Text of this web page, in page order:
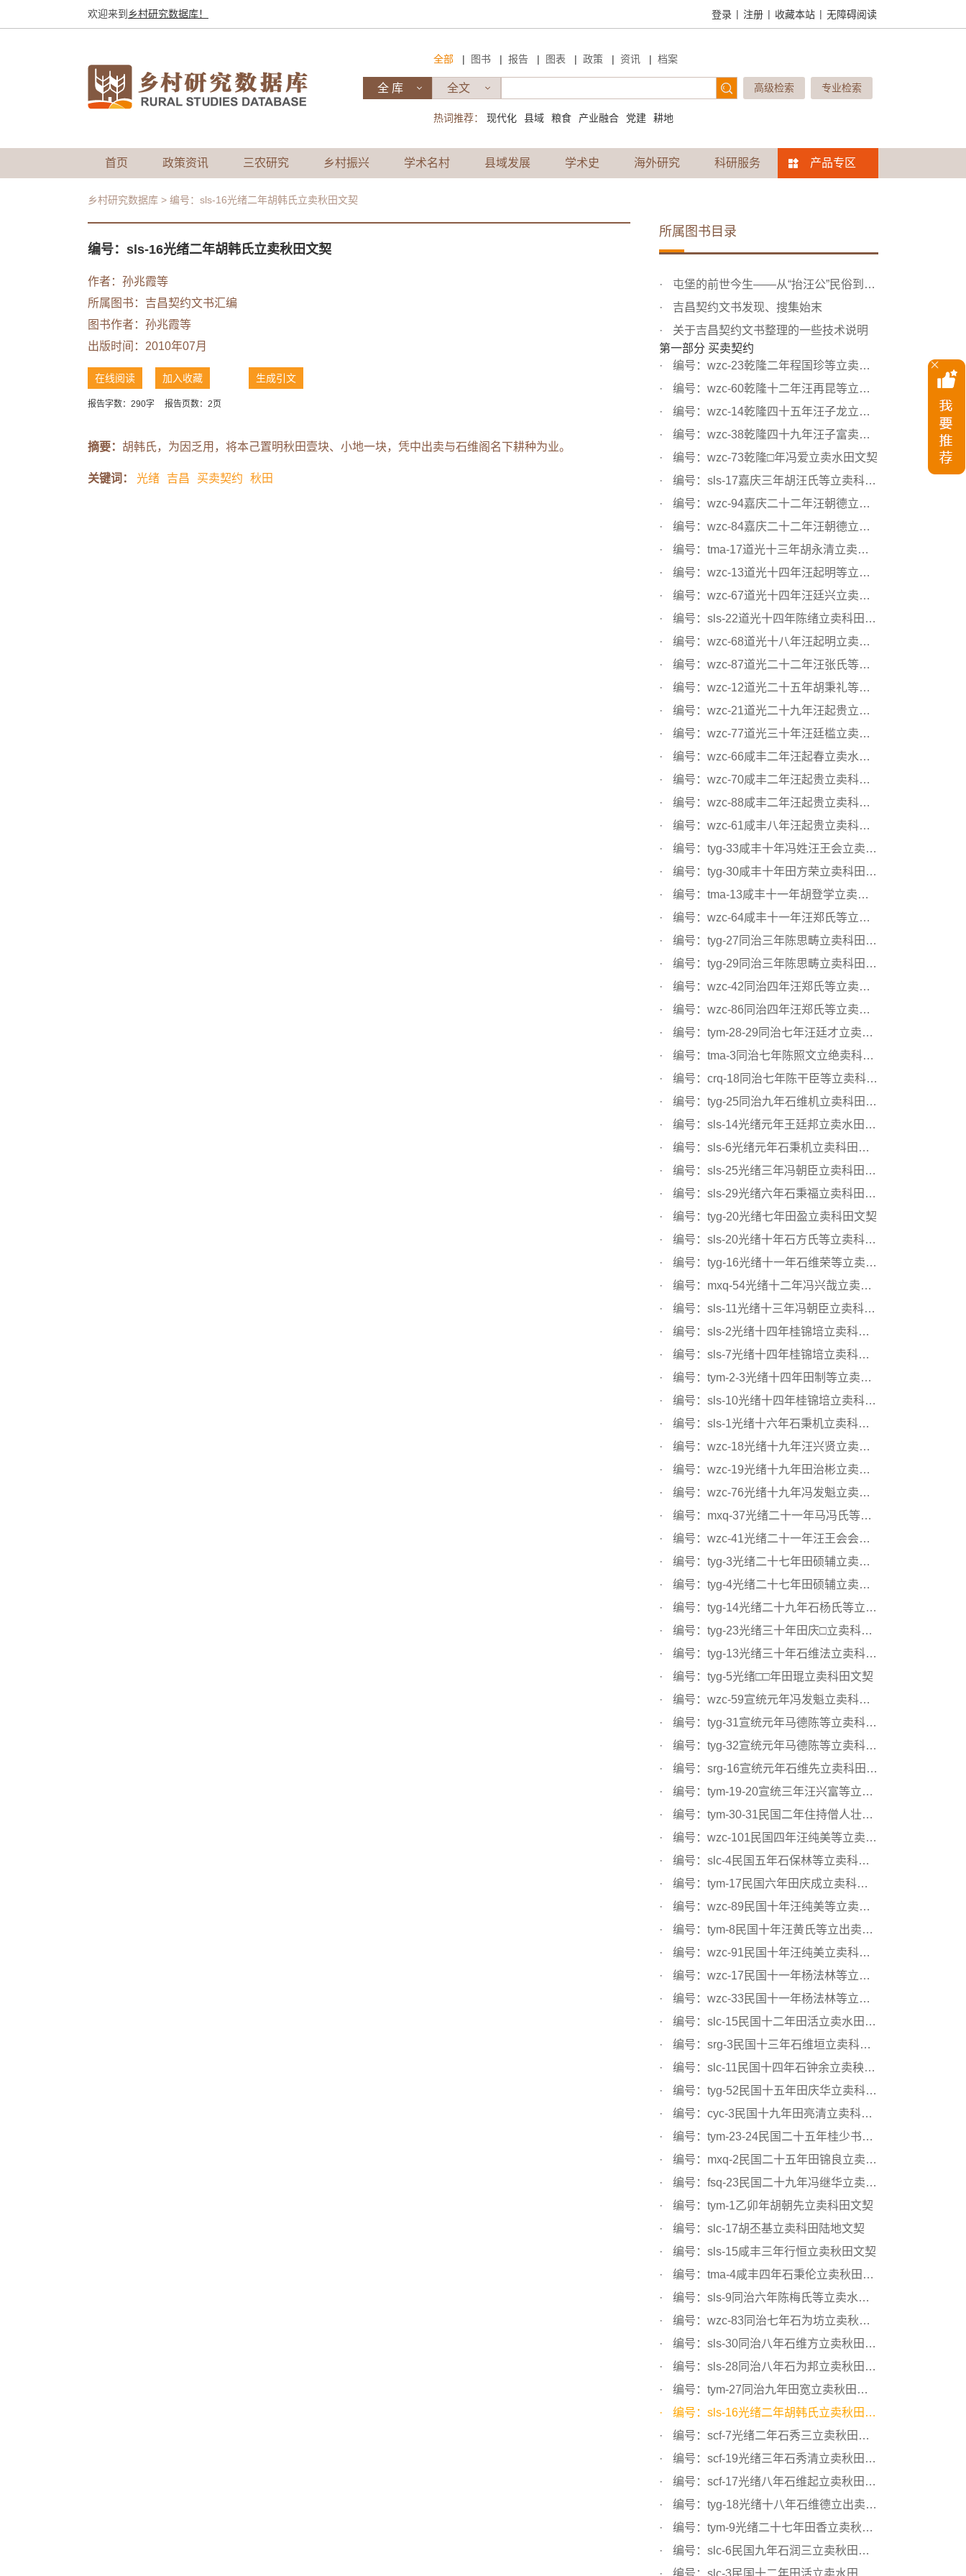
欢迎来到 乡村研究数据库！ 登录 | 注册 | 收藏本站 | 无障碍阅读
全部 | 图书 | 报告 | 图表 | 政策 | 资讯 | 档案
高级检索 专业检索
热词推荐： 现代化 县域 粮食 产业融合 党建 耕地
首页 政策资讯 三农研究 乡村振兴 学术名村 县域发展 学术史 海外研究 科研服务 产品专区
乡村研究数据库 > 编号：sls-16光绪二年胡韩氏立卖秋田文契
编号：sls-16光绪二年胡韩氏立卖秋田文契
作者： 孙兆霞等
所属图书： 吉昌契约文书汇编
图书作者： 孙兆霞等
出版时间：2010年07月
在线阅读 加入收藏 生成引文
报告字数：290字 报告页数：2页
摘要： 胡韩氏，为因乏用，将本己置明秋田壹块、小地一块，凭中出卖与石维阁名下耕种为业。
关键词： 光绪 吉昌 买卖契约 秋田
所属图书目录
屯堡的前世今生——从“抬汪公”民俗到吉昌契约文书的发现
吉昌契约文书发现、搜集始末
关于吉昌契约文书整理的一些技术说明
第一部分 买卖契约
编号：wzc-23乾隆二年程国珍等立卖水田文契
编号：wzc-60乾隆十二年汪再昆等立卖田文约
编号：wzc-14乾隆四十五年汪子龙立卖水田文契
编号：wzc-38乾隆四十九年汪子富卖水田文契
编号：wzc-73乾隆□年冯爱立卖水田文契
编号：sls-17嘉庆三年胡汪氏等立卖科田文契
编号：wzc-94嘉庆二十二年汪朝德立卖科田文契
编号：wzc-84嘉庆二十二年汪朝德立卖科田文契
编号：tma-17道光十三年胡永清立卖水田文契
编号：wzc-13道光十四年汪起明等立卖科田文契
编号：wzc-67道光十四年汪廷兴立卖水田文契
编号：sls-22道光十四年陈绪立卖科田文契
编号：wzc-68道光十八年汪起明立卖科田文契
编号：wzc-87道光二十二年汪张氏等立卖水田文契
编号：wzc-12道光二十五年胡秉礼等立卖科田文契
编号：wzc-21道光二十九年汪起贵立卖科田文契
编号：wzc-77道光三十年汪廷槛立卖科田文契
编号：wzc-66咸丰二年汪起春立卖水田文契
编号：wzc-70咸丰二年汪起贵立卖科田文契
编号：wzc-88咸丰二年汪起贵立卖科田文契
编号：wzc-61咸丰八年汪起贵立卖科田文契
编号：tyg-33咸丰十年冯姓汪王会立卖科田文契
编号：tyg-30咸丰十年田方荣立卖科田文契
编号：tma-13咸丰十一年胡登学立卖水田文契
编号：wzc-64咸丰十一年汪郑氏等立卖科田文契
编号：tyg-27同治三年陈思畴立卖科田文契
编号：tyg-29同治三年陈思畴立卖科田文契
编号：wzc-42同治四年汪郑氏等立卖科田文契
编号：wzc-86同治四年汪郑氏等立卖科田文契
编号：tym-28-29同治七年汪廷才立卖科田陆地文契
编号：tma-3同治七年陈照文立绝卖科田文契
编号：crq-18同治七年陈干臣等立卖科田文契
编号：tyg-25同治九年石维机立卖科田文契
编号：sls-14光绪元年王廷邦立卖水田文契
编号：sls-6光绪元年石秉机立卖科田文契
编号：sls-25光绪三年冯朝臣立卖科田文契
编号：sls-29光绪六年石秉福立卖科田文契
编号：tyg-20光绪七年田盈立卖科田文契
编号：sls-20光绪十年石方氏等立卖科田文契
编号：tyg-16光绪十一年石维荣等立卖科田文契
编号：mxq-54光绪十二年冯兴哉立卖科田文契
编号：sls-11光绪十三年冯朝臣立卖科田文契
编号：sls-2光绪十四年桂锦培立卖科田文契
编号：sls-7光绪十四年桂锦培立卖科田文契
编号：tym-2-3光绪十四年田制等立卖科田文契
编号：sls-10光绪十四年桂锦培立卖科田文契
编号：sls-1光绪十六年石秉机立卖科田文契
编号：wzc-18光绪十九年汪兴贤立卖科田文契
编号：wzc-19光绪十九年田治彬立卖科田文契
编号：wzc-76光绪十九年冯发魁立卖科田文契
编号：mxq-37光绪二十一年马冯氏等立卖科田文契
编号：wzc-41光绪二十一年汪王会会首立卖科田文契
编号：tyg-3光绪二十七年田硕辅立卖科田文契
编号：tyg-4光绪二十七年田硕辅立卖科田文契
编号：tyg-14光绪二十九年石杨氏等立卖科田文契
编号：tyg-23光绪三十年田庆□立卖科田文契
编号：tyg-13光绪三十年石维法立卖科田文契
编号：tyg-5光绪□□年田琨立卖科田文契
编号：wzc-59宣统元年冯发魁立卖科田文契
编号：tyg-31宣统元年马德陈等立卖科田文契
编号：tyg-32宣统元年马德陈等立卖科田文契
编号：srg-16宣统元年石维先立卖科田文契
编号：tym-19-20宣统三年汪兴富等立卖科田文契
编号：tym-30-31民国二年住持僧人壮和立卖科田文契
编号：wzc-101民国四年汪纯美等立卖科田文契
编号：slc-4民国五年石保林等立卖科田文契
编号：tym-17民国六年田庆成立卖科田文契
编号：wzc-89民国十年汪纯美等立卖秧田文契
编号：tym-8民国十年汪黄氏等立出卖科田文契
编号：wzc-91民国十年汪纯美立卖科田文契
编号：wzc-17民国十一年杨法林等立卖科田文契
编号：wzc-33民国十一年杨法林等立卖科田文契
编号：slc-15民国十二年田活立卖水田文契
编号：srg-3民国十三年石维垣立卖科田文契
编号：slc-11民国十四年石钟余立卖秧田文契
编号：tyg-52民国十五年田庆华立卖科田文契
编号：cyc-3民国十九年田亮清立卖科田文契
编号：tym-23-24民国二十五年桂少书立卖科田文契
编号：mxq-2民国二十五年田锦良立卖科田文契
编号：fsq-23民国二十九年冯继华立卖水田文契
编号：tym-1乙卯年胡朝先立卖科田文契
编号：slc-17胡丕基立卖科田陆地文契
编号：sls-15咸丰三年行恒立卖秋田文契
编号：tma-4咸丰四年石秉伦立卖秋田文契
编号：sls-9同治六年陈梅氏等立卖水田文契
编号：wzc-83同治七年石为坊立卖秋田文契
编号：sls-30同治八年石维方立卖秋田文契
编号：sls-28同治八年石为邦立卖秋田文契
编号：tym-27同治九年田宽立卖秋田文约
编号：sls-16光绪二年胡韩氏立卖秋田文契
编号：scf-7光绪二年石秀三立卖秋田文契
编号：scf-19光绪三年石秀清立卖秋田文契
编号：scf-17光绪八年石维起立卖秋田文契
编号：tyg-18光绪十八年石维德立出卖秋田文契
编号：tym-9光绪二十七年田香立卖秋田文约
编号：slc-6民国九年石润三立卖秋田文契
编号：slc-3民国十二年田活立卖水田文契